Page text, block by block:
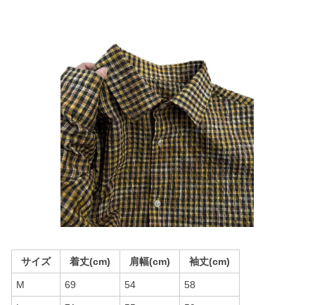
サイズ 着丈(cm) 肩幅(cm) 袖丈(cm)
M 69 54 58